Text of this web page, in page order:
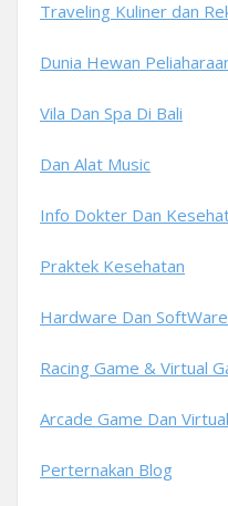
Traveling Kuliner dan
Dunia Hewan
Vila Dan Spa Di Bali
Dan Alat Music
Info Dokter Dan
Praktek Kesehatan
Hardware Dan
Racing Game & Virtual
Arcade Game Dan
Perternakan Blog